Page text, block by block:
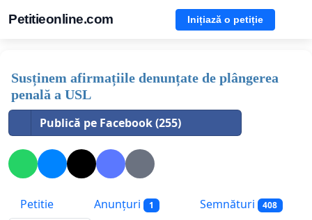
Petitieonline.com Inițiază o petiție
Susținem afirmațiile denunțate de plângerea
penală a USL
Publică pe Facebook (255)
Petitie Anunțuri 1 Semnături 408